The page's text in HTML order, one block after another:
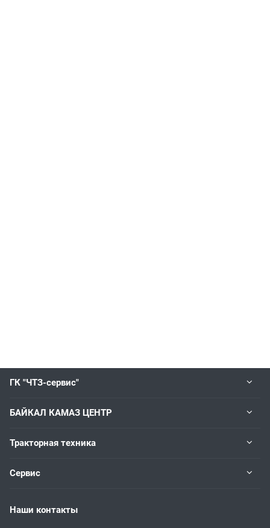
ГК "ЧТЗ-сервис"
БАЙКАЛ КАМАЗ ЦЕНТР
Тракторная техника
Сервис
Наши контакты